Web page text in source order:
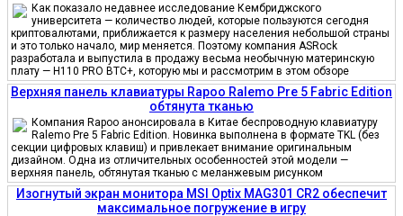
Как показало недавнее исследование Кембриджского
университета — количество людей, которые пользуются сегодня
криптовалютами, приближается к размеру населения небольшой страны
и это только начало, мир меняется. Поэтому компания ASRock
разработала и выпустила в продажу весьма необычную материнскую
плату — H110 PRO BTC+, которую мы и рассмотрим в этом обзоре
Верхняя панель клавиатуры Rapoo Ralemo Pre 5 Fabric Edition
обтянута тканью
Компания Rapoo анонсировала в Китае беспроводную клавиатуру
Ralemo Pre 5 Fabric Edition. Новинка выполнена в формате TKL (без
секции цифровых клавиш) и привлекает внимание оригинальным
дизайном. Одна из отличительных особенностей этой модели —
верхняя панель, обтянутая тканью с меланжевым рисунком
Изогнутый экран монитора MSI Optix MAG301 CR2 обеспечит
максимальное погружение в игру